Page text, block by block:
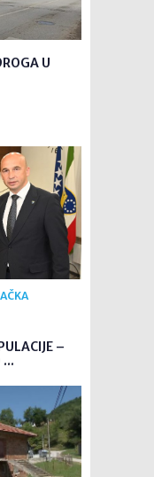
U
–
...